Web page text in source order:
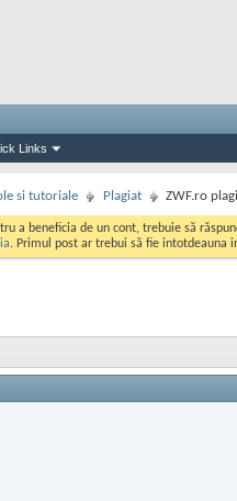
Links
si tutoriale Plagiat ZWF.ro
a beneficia de un cont, trebuie să
. Primul post ar trebui să fie intotdeauna